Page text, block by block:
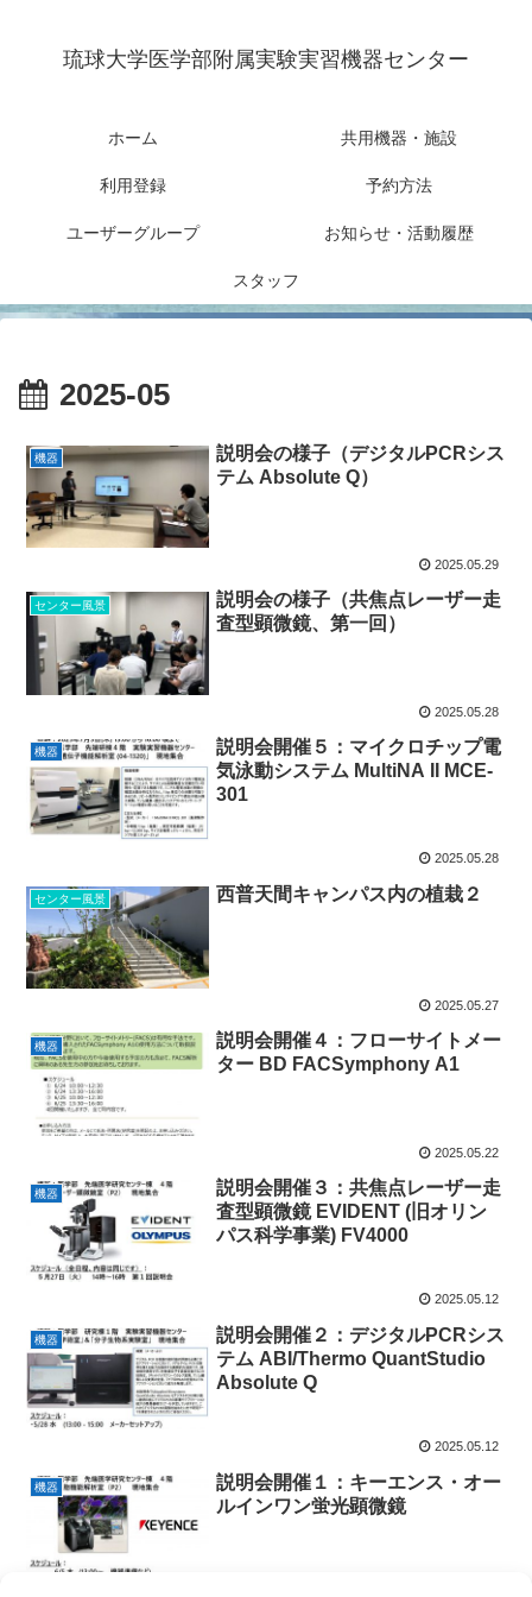
琉球大学医学部附属実験実習機器センター
ホーム 共用機器・施設
利用登録 予約方法
ユーザーグループ お知らせ・活動履歴
スタッフ
2025-05
機器
説明会の様子（デジタルPCRシス
テム Absolute Q）
2025.05.29
センター風景
説明会の様子（共焦点レーザー走
査型顕微鏡、第一回）
2025.05.28
機器
説明会開催５：マイクロチップ電
気泳動システム MultiNA II MCE-
301
2025.05.28
センター風景 西普天間キャンパス内の植栽２
2025.05.27
機器
説明会開催４：フローサイトメー
ター BD FACSymphony A1
2025.05.22
機器
説明会開催３：共焦点レーザー走
査型顕微鏡 EVIDENT (旧オリン
パス科学事業) FV4000
2025.05.12
機器
説明会開催２：デジタルPCRシス
テム ABI/Thermo QuantStudio
Absolute Q
2025.05.12
機器
説明会開催１：キーエンス・オー
ルインワン蛍光顕微鏡